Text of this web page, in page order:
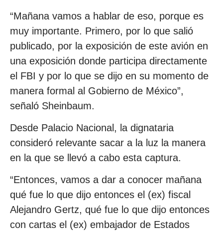
“Mañana vamos a hablar de eso, porque es
muy importante. Primero, por lo que salió
publicado, por la exposición de este avión en
una exposición donde participa directamente
el FBI y por lo que se dijo en su momento de
manera formal al Gobierno de México”,
señaló Sheinbaum.
Desde Palacio Nacional, la dignataria
consideró relevante sacar a la luz la manera
en la que se llevó a cabo esta captura.
“Entonces, vamos a dar a conocer mañana
qué fue lo que dijo entonces el (ex) fiscal
Alejandro Gertz, qué fue lo que dijo entonces
con cartas el (ex) embajador de Estados